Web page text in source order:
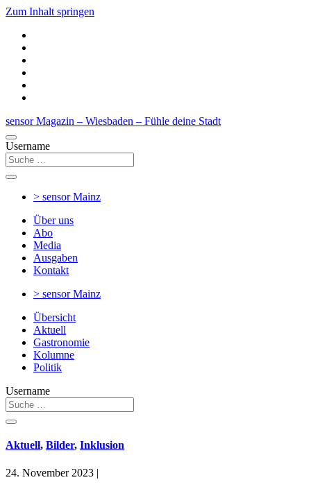
Zum Inhalt springen
sensor Magazin – Wiesbaden – Fühle deine Stadt
Username
> sensorMainz
Über uns
Abo
Media
Ausgaben
Kontakt
> sensorMainz
Übersicht
Aktuell
Gastronomie
Kolumne
Politik
Username
Aktuell, Bilder, Inklusion
24. November 2023 |